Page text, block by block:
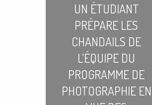
UN ÉTUDIANT
PRÉPARE LES
CHANDAILS DE
L’ÉQUIPE DU
PROGRAMME DE
PHOTOGRAPHIE EN